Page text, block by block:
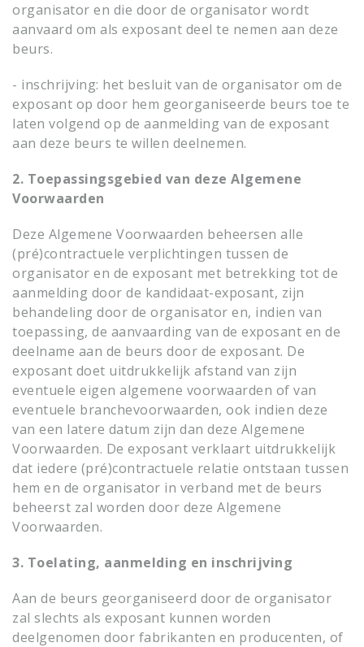
organisator en die door de organisator wordt
aanvaard om als exposant deel te nemen aan deze
beurs.
- inschrijving: het besluit van de organisator om de
exposant op door hem georganiseerde beurs toe te
laten volgend op de aanmelding van de exposant
aan deze beurs te willen deelnemen.
2. Toepassingsgebied van deze Algemene
Voorwaarden
Deze Algemene Voorwaarden beheersen alle
(pré)contractuele verplichtingen tussen de
organisator en de exposant met betrekking tot de
aanmelding door de kandidaat-exposant, zijn
behandeling door de organisator en, indien van
toepassing, de aanvaarding van de exposant en de
deelname aan de beurs door de exposant. De
exposant doet uitdrukkelijk afstand van zijn
eventuele eigen algemene voorwaarden of van
eventuele branchevoorwaarden, ook indien deze
van een latere datum zijn dan deze Algemene
Voorwaarden. De exposant verklaart uitdrukkelijk
dat iedere (pré)contractuele relatie ontstaan tussen
hem en de organisator in verband met de beurs
beheerst zal worden door deze Algemene
Voorwaarden.
3. Toelating, aanmelding en inschrijving
Aan de beurs georganiseerd door de organisator
zal slechts als exposant kunnen worden
deelgenomen door fabrikanten en producenten, of